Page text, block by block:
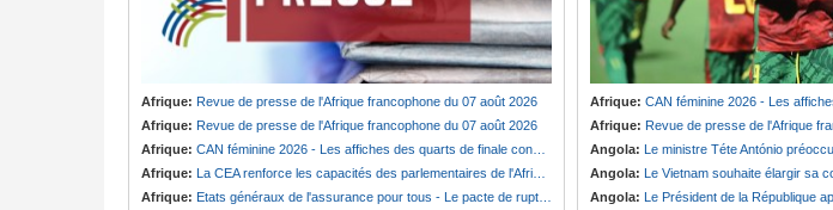
Afrique: Revue de presse de l'Afrique francophone du 07 août 2026
Afrique: Revue de presse de l'Afrique francophone du 07 août 2026
Afrique: CAN féminine 2026 - Les affiches des quarts de finale connues
Afrique: La CEA renforce les capacités des parlementaires de l'Afrique de l'Est
Afrique: Etats généraux de l'assurance pour tous - Le pacte de rupture
Afrique: CAN féminine 2026 - Les affiches
Afrique: Revue de presse de l'Afrique
Angola: Le ministre Téte António préoccupé par
Angola: Le Vietnam souhaite élargir sa
Angola: Le Président de la République appelle les nouveaux